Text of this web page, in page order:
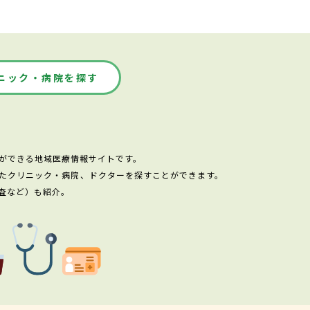
ック・病院を探す
きる地域医療情報サイトです。
リニック・病院、ドクターを探すことができます。
ど）も紹介。